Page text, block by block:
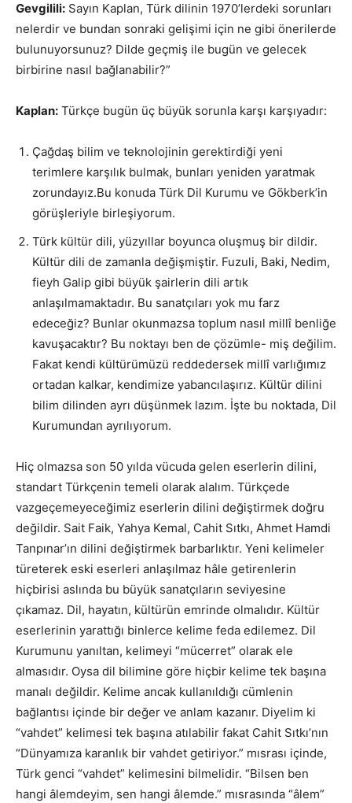
Gevgilili: Sayın Kaplan, Türk dilinin 1970’lerdeki sorunları
nelerdir ve bundan sonraki gelişimi için ne gibi önerilerde
bulunuyorsunuz? Dilde geçmiş ile bugün ve gelecek
birbirine nasıl bağlanabilir?”
Kaplan: Türkçe bugün üç büyük sorunla karşı karşıyadır:
Çağdaş bilim ve teknolojinin gerektirdiği yeni
terimlere karşılık bulmak, bunları yeniden yaratmak
zorundayız.Bu konuda Türk Dil Kurumu ve Gökberk’in
görüşleriyle birleşiyorum.
Türk kültür dili, yüzyıllar boyunca oluşmuş bir dildir.
Kültür dili de zamanla değişmiştir. Fuzuli, Baki, Nedim,
fieyh Galip gibi büyük şairlerin dili artık
anlaşılmamaktadır. Bu sanatçıları yok mu farz
edeceğiz? Bunlar okunmazsa toplum nasıl millî benliğe
kavuşacaktır? Bu noktayı ben de çözümle- miş değilim.
Fakat kendi kültürümüzü reddedersek millî varlığımız
ortadan kalkar, kendimize yabancılaşırız. Kültür dilini
bilim dilinden ayrı düşünmek lazım. İşte bu noktada, Dil
Kurumundan ayrılıyorum.
Hiç olmazsa son 50 yılda vücuda gelen eserlerin dilini,
standart Türkçenin temeli olarak alalım. Türkçede
vazgeçemeyeceğimiz eserlerin dilini değiştirmek doğru
değildir. Sait Faik, Yahya Kemal, Cahit Sıtkı, Ahmet Hamdi
Tanpınar’ın dilini değiştirmek barbarlıktır. Yeni kelimeler
türeterek eski eserleri anlaşılmaz hâle getirenlerin
hiçbirisi aslında bu büyük sanatçıların seviyesine
çıkamaz. Dil, hayatın, kültürün emrinde olmalıdır. Kültür
eserlerinin yarattığı binlerce kelime feda edilemez. Dil
Kurumunu yanıltan, kelimeyi “mücerret” olarak ele
almasıdır. Oysa dil bilimine göre hiçbir kelime tek başına
manalı değildir. Kelime ancak kullanıldığı cümlenin
bağlantısı içinde bir değer ve anlam kazanır. Diyelim ki
“vahdet” kelimesi tek başına atılabilir fakat Cahit Sıtkı’nın
“Dünyamıza karanlık bir vahdet getiriyor.” mısrası içinde,
Türk genci “vahdet” kelimesini bilmelidir. “Bilsen ben
hangi âlemdeyim, sen hangi âlemde.” mısrasında “âlem”